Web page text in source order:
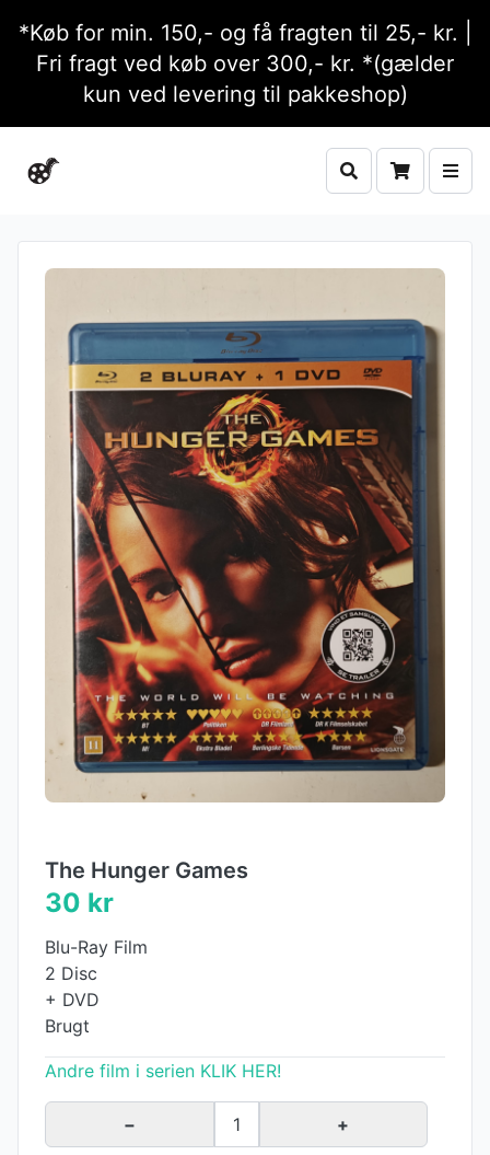
*Køb for min. 150,- og få fragten til 25,- kr. |
Fri fragt ved køb over 300,- kr. *(gælder
kun ved levering til pakkeshop)
The Hunger Games
30 kr
Blu-Ray Film
2 Disc
+ DVD
Brugt
Andre film i serien KLIK HER!
− 1 +